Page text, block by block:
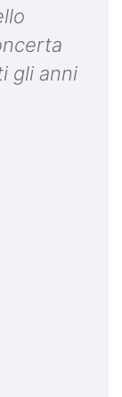
gli anni